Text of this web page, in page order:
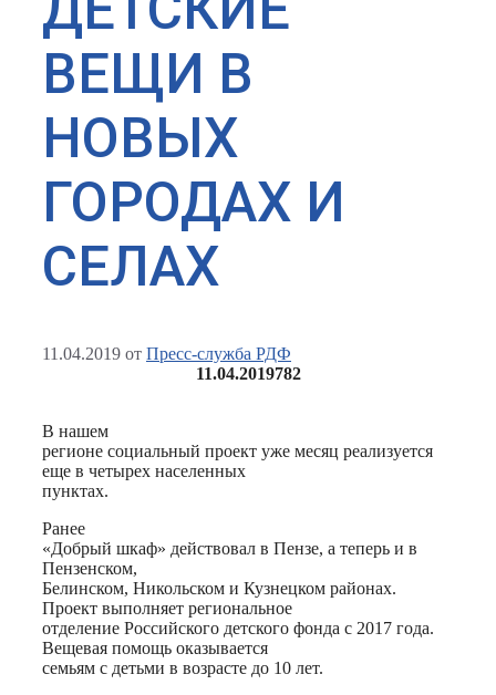
ВЕЩИ В
НОВЫХ
ГОРОДАХ И
СЕЛАХ
11.04.2019 от Пресс-служба РДФ
11.04.2019782
В нашем
регионе социальный проект уже месяц реализуется
еще в четырех населенных
пунктах.
Ранее
«Добрый шкаф» действовал в Пензе, а теперь и в
Пензенском,
Белинском, Никольском и Кузнецком районах.
Проект выполняет региональное
отделение Российского детского фонда с 2017 года.
Вещевая помощь оказывается
семьям с детьми в возрасте до 10 лет.